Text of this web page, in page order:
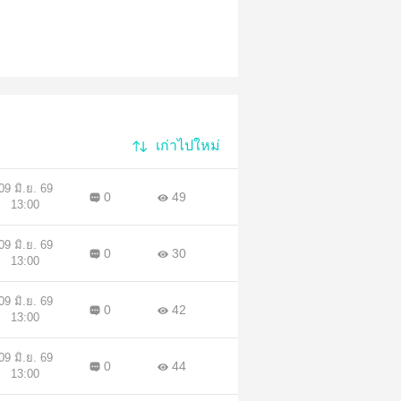
เก่าไปใหม่
มิ.ย. 69
13:00
0 49
มิ.ย. 69
13:00
0 30
มิ.ย. 69
13:00
0 42
มิ.ย. 69
13:00
0 44